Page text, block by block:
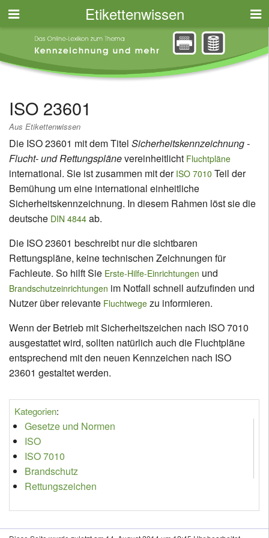
Etikettenwissen
ISO 23601
Aus Etikettenwissen
Die ISO 23601 mit dem Titel Sicherheitskennzeichnung -
Flucht- und Rettungsplänevereinheitlicht Fluchtpläne
international. Sie ist zusammen mit der ISO 7010 Teil der
Bemühung um eine international einheitliche
Sicherheitskennzeichnung. In diesem Rahmen löst sie die
deutsche DIN 4844 ab.
Die ISO 23601 beschreibt nur die sichtbaren
Rettungspläne, keine technischen Zeichnungen für
Fachleute. So hilft Sie Erste-Hilfe-Einrichtungen und
Brandschutzeinrichtungen im Notfall schnell aufzufinden und
Nutzer über relevante Fluchtwege zu informieren.
Wenn der Betrieb mit Sicherheitszeichen nach ISO 7010
ausgestattet wird, sollten natürlich auch die Fluchtpläne
entsprechend mit den neuen Kennzeichen nach ISO
23601 gestaltet werden.
Kategorien:
Gesetze und Normen
ISO
ISO 7010
Brandschutz
Rettungszeichen